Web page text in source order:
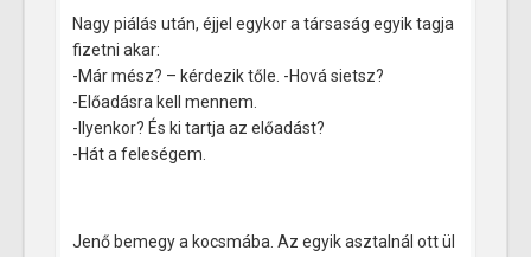
Nagy piálás után, éjjel egykor a társaság egyik tagja
fizetni akar:
-Már mész? – kérdezik tőle. -Hová sietsz?
-Előadásra kell mennem.
-Ilyenkor? És ki tartja az előadást?
-Hát a feleségem.
Jenő bemegy a kocsmába. Az egyik asztalnál ott ül